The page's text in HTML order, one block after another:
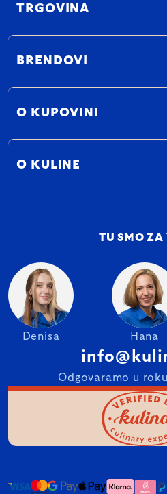
TRGOVINA
BRENDOVI
O KUPOVINI
O KULINE
TU SMO ZA
Denisa Hana
Odgovaramo u